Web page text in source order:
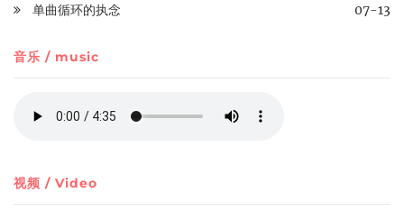
单曲循环的执念
07-13
音乐 / music
视频 / Video